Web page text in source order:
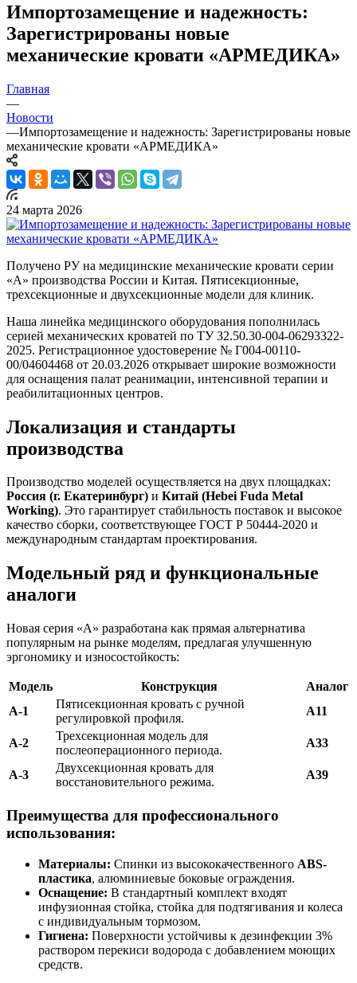
Импортозамещение и надежность:
Зарегистрированы новые
механические кровати «АРМЕДИКА»
Главная
—
Новости
—Импортозамещение и надежность: Зарегистрированы новые
механические кровати «АРМЕДИКА»
24 марта 2026
Получено РУ на медицинские механические кровати серии
«А» производства России и Китая. Пятисекционные,
трехсекционные и двухсекционные модели для клиник.
Наша линейка медицинского оборудования пополнилась
серией механических кроватей по ТУ 32.50.30-004-06293322-
2025. Регистрационное удостоверение № Г004-00110-
00/04604468 от 20.03.2026 открывает широкие возможности
для оснащения палат реанимации, интенсивной терапии и
реабилитационных центров.
Локализация и стандарты
производства
Производство моделей осуществляется на двух площадках:
Россия (г. Екатеринбург) и Китай (Hebei Fuda Metal
Working). Это гарантирует стабильность поставок и высокое
качество сборки, соответствующее ГОСТ Р 50444-2020 и
международным стандартам проектирования.
Модельный ряд и функциональные
аналоги
Новая серия «А» разработана как прямая альтернатива
популярным на рынке моделям, предлагая улучшенную
эргономику и износостойкость:
Модель Конструкция
Аналог
А-1
Пятисекционная кровать с ручной
регулировкой профиля.
A11
А-2
Трехсекционная модель для
послеоперационного периода.
A33
А-3
Двухсекционная кровать для
восстановительного режима.
A39
Преимущества для профессионального
использования:
Материалы: Спинки из высококачественного ABS-
пластика, алюминиевые боковые ограждения.
Оснащение: В стандартный комплект входят
инфузионная стойка, стойка для подтягивания и колеса
с индивидуальным тормозом.
Гигиена: Поверхности устойчивы к дезинфекции 3%
раствором перекиси водорода с добавлением моющих
средств.